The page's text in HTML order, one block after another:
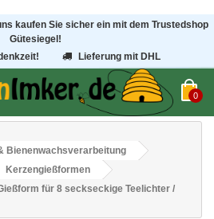
kaufen Sie sicher ein mit dem Trustedshop
Gütesiegel!
Lieferung mit DHL
0
Bienenwachsverarbeitung
Kerzengießformen
für 8 seckseckige Teelichter /